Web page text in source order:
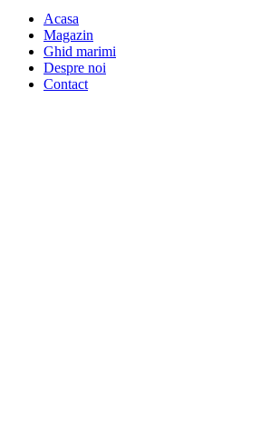
Acasa
Magazin
Ghid marimi
Despre noi
Contact